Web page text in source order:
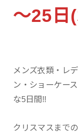
～25日
メンズ衣類・レ
ン・ショーケー
な5日間!!
クリスマスまで